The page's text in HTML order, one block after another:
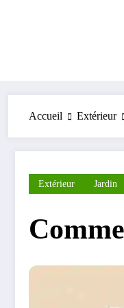
Accueil Extérieur
Extérieur Jardin